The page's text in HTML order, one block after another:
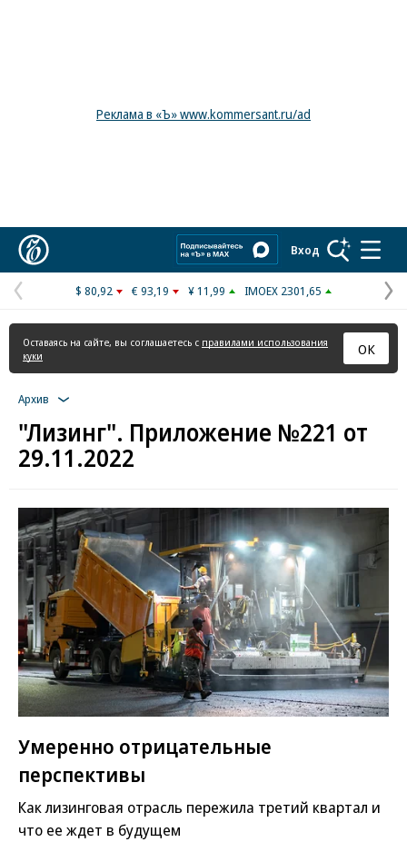
Реклама в «Ъ» www.kommersant.ru/ad
Вход
Предыдущая
страница
$ 80,92 € 93,19 ¥ 11,99 IMOEX 2301,65
Оставаясь на сайте, вы соглашаетесь с правилами использования
куки
ОК
Архив
"Лизинг". Приложение №221 от
29.11.2022
Умеренно отрицательные
перспективы
Как лизинговая отрасль пережила третий квартал и
что ее ждет в будущем